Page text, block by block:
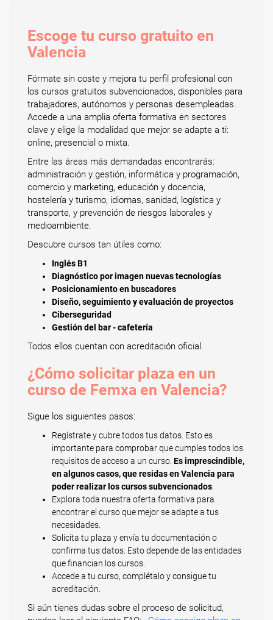
Escoge tu curso gratuito en
Valencia
Fórmate sin coste y mejora tu perfil profesional con
los cursos gratuitos subvencionados, disponibles para
trabajadores, autónomos y personas desempleadas.
Accede a una amplia oferta formativa en sectores
clave y elige la modalidad que mejor se adapte a ti:
online, presencial o mixta.
Entre las áreas más demandadas encontrarás:
administración y gestión, informática y programación,
comercio y marketing, educación y docencia,
hostelería y turismo, idiomas, sanidad, logística y
transporte, y prevención de riesgos laborales y
medioambiente.
Descubre cursos tan útiles como:
Inglés B1
Diagnóstico por imagen nuevas tecnologías
Posicionamiento en buscadores
Diseño, seguimiento y evaluación de proyectos
Ciberseguridad
Gestión del bar - cafetería
Todos ellos cuentan con acreditación oficial.
¿Cómo solicitar plaza en un
curso de Femxa en Valencia?
Sigue los siguientes pasos:
Regístrate y cubre todos tus datos. Esto es
importante para comprobar que cumples todos los
requisitos de acceso a un curso. Es imprescindible,
en algunos casos, que residas en Valencia para
poder realizar los cursos subvencionados
Explora toda nuestra oferta formativa para
encontrar el curso que mejor se adapte a tus
necesidades.
Solicita tu plaza y envía tu documentación o
confirma tus datos. Esto depende de las entidades
que financian los cursos.
Accede a tu curso, complétalo y consigue tu
acreditación.
Si aún tienes dudas sobre el proceso de solicitud,